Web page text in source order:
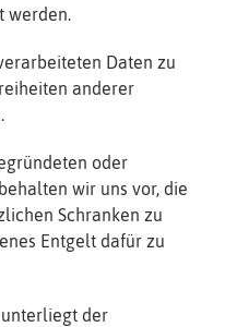
werden.
Daten zu
anderer
oder
wir uns vor, die
Schranken zu
Entgelt dafür zu
unterliegt der